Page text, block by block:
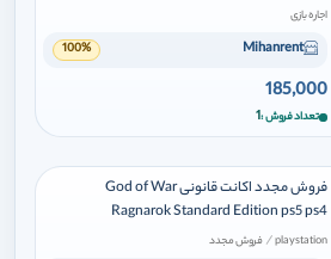
اجاره بازی
Mihanrent
100%
185,000
تعداد فروش 1
فروش مجدد اکانت قانونی God of War
Ragnarok Standard Edition ps5 ps4
playstation
/ فروش مجدد